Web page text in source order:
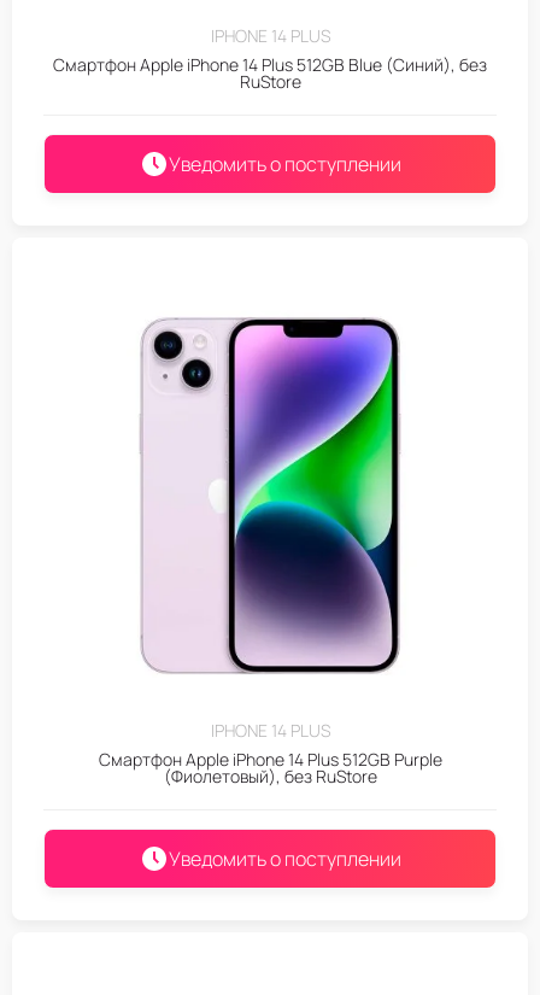
IPHONE 14 PLUS
Смартфон Apple iPhone 14 Plus 512GB Blue (Синий), без
RuStore
Уведомить о поступлении
IPHONE 14 PLUS
Смартфон Apple iPhone 14 Plus 512GB Purple
(Фиолетовый), без RuStore
Уведомить о поступлении